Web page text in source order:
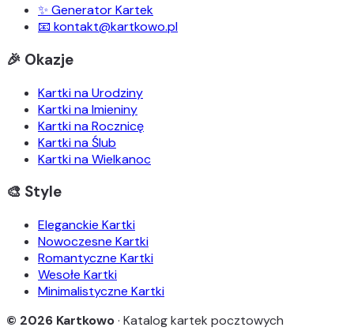
✨ Generator Kartek
📧 kontakt@kartkowo.pl
🎉 Okazje
Kartki na Urodziny
Kartki na Imieniny
Kartki na Rocznicę
Kartki na Ślub
Kartki na Wielkanoc
🎨 Style
Eleganckie Kartki
Nowoczesne Kartki
Romantyczne Kartki
Wesołe Kartki
Minimalistyczne Kartki
© 2026 Kartkowo· Katalog kartek pocztowych